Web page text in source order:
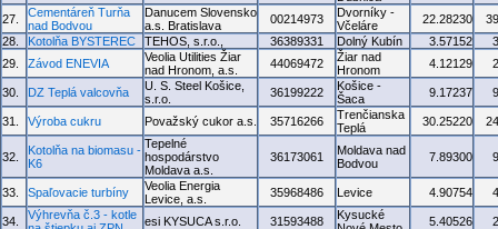
27.
Cementáreň Turňa
nad Bodvou
Danucem Slovensko
a.s. Bratislava
00214973
Dvorníky -
Včeláre
22.28230
28.
Kotolňa BYSTEREC TEHOS, s.r.o., 36389331 Dolný Kubín 3.57152
29.
Závod ENEVIA
Veolia Utilities Žiar
nad Hronom, a.s.
44069472
Žiar nad
Hronom
4.12129
30. DZ Teplá valcovňa
U. S. Steel Košice,
s.r.o.
36199222
Košice -
Šaca
9.17237
31. Výroba cukru Považský cukor a.s. 35716266
Trenčianska
Teplá
30.25220
32.
Kotolňa na biomasu -
K6
Tepelné
hospodárstvo
Moldava a.s.
36173061
Moldava nad
Bodvou
7.89300
33. Spaľovacie turbíny
Veolia Energia
Levice, a.s.
35968486 Levice 4.90754
34.
Výhrevňa č.3 - kotle esi KYSUCA s.r.o. 31593488
Kysucké
5.40526